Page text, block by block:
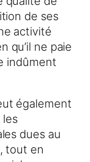
de ses
activité
qu’il ne paie
indûment
également
les
dues au
tout en